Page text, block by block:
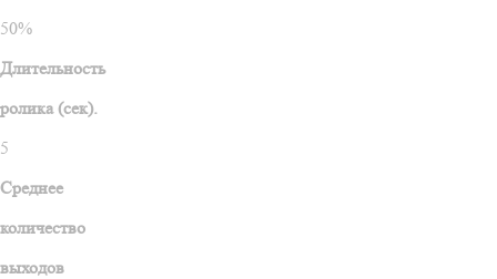
50%
Длительность
ролика (сек).
5
Среднее
количество
выходов